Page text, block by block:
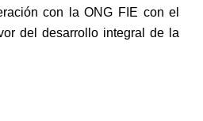
con la ONG FIE con el
del desarrollo integral de la